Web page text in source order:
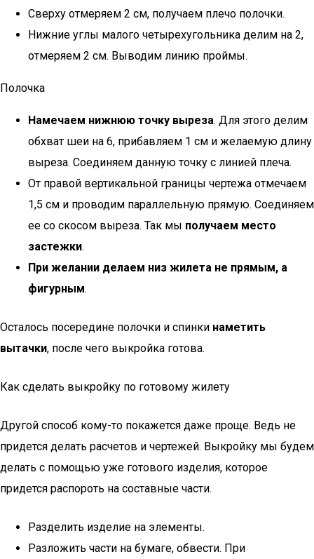
Сверху отмеряем 2 см, получаем плечо полочки.
Нижние углы малого четырехугольника делим на 2,
отмеряем 2 см. Выводим линию проймы.
Полочка
Намечаем нижнюю точку выреза. Для этого делим
обхват шеи на 6, прибавляем 1 см и желаемую длину
выреза. Соединяем данную точку с линией плеча.
От правой вертикальной границы чертежа отмечаем
1,5 см и проводим параллельную прямую. Соединяем
ее со скосом выреза. Так мы получаем место
застежки.
При желании делаем низ жилета не прямым, а
фигурным.
Осталось посередине полочки и спинки наметить
вытачки, после чего выкройка готова.
Как сделать выкройку по готовому жилету
Другой способ кому-то покажется даже проще. Ведь не
придется делать расчетов и чертежей. Выкройку мы будем
делать с помощью уже готового изделия, которое
придется распороть на составные части.
Разделить изделие на элементы.
Разложить части на бумаге, обвести. При